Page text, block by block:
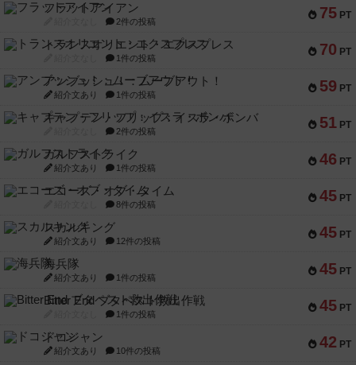
75 PT
フラットアイアン
2件の投稿
70 PT
トランスオリエント・エクスプレス
1件の投稿
59 PT
アンブッシュ！：ムーブアウト！
紹介文あり 1件の投稿
51 PT
キャプテン・フリップ：イスラ・ボンバ
2件の投稿
46 PT
ガルフストライク
紹介文あり 1件の投稿
45 PT
エコーズ・オブ・タイム
8件の投稿
45 PT
スカルキング
紹介文あり 12件の投稿
45 PT
海兵隊
紹介文あり 1件の投稿
45 PT
Bitter End ブタペスト救出作戦
1件の投稿
42 PT
ドコジャン
紹介文あり 10件の投稿